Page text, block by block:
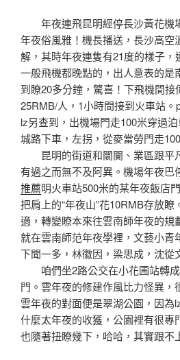
年夜連飛昆明經停長沙黃花機
年夜俗風雅！機長播送，長沙高空
解，其時年夜連隻有21度的樣子，
一般飛機都晚點的，出人意表的是
到瞭20多分鐘，驚喜！下飛機間接
25RMB/人，1小時間接到火車站。
lz另查到，出機場門走100米穿過
城路下車，左拐，從麥當勞門走
昆明的街道和闤闠、業區跟平
有過之而無不及阿異。機場年夜巴
推薦明火車站500米的某年夜飯店
把肩上的“年夜山”花10RMB存放
適，轉變瞭本來往雲南師年夜的規
就在雲南師范年夜學裡，文藝小青
下聞一多，林徽因，梁思成，沈從
咱們坐2路公交在小花圃站轉成
門。雲年夜的修建作風比力怪異，
雲年夜的對面便是翠湖公園，因為
什麼太年夜的收獲，公園裡有很專
也隨著扭瞭幾下，哈哈，其實跟不